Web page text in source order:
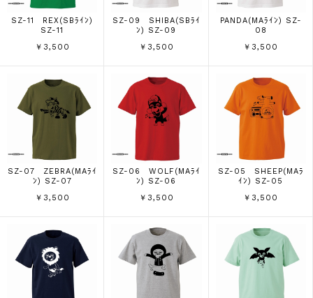
SZ-11 REX(SBﾗｲﾝ)
SZ-11
￥3,500
SZ-09 SHIBA(SBﾗｲ
ﾝ) SZ-09
￥3,500
PANDA(MAﾗｲﾝ) SZ-
08
￥3,500
SZ-07 ZEBRA(MAﾗｲ
ﾝ) SZ-07
￥3,500
SZ-06 WOLF(MAﾗｲ
ﾝ) SZ-06
￥3,500
SZ-05 SHEEP(MAﾗ
ｲﾝ) SZ-05
￥3,500